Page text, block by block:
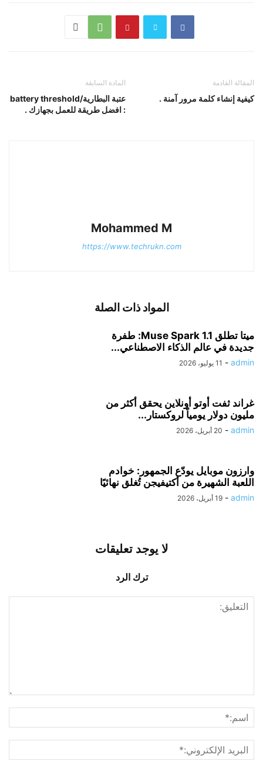
المادة السابقة
عتبة البطارية/battery threshold
: افضل طريقة للعمل بجهازك .
المقالة القادمة
كيفية إنشاء كلمة مرور آمنة .
Mohammed M
https://www.techrukn.com
المواد ذات الصلة
ميتا تطلق Muse Spark 1.1: طفرة
جديدة في عالم الذكاء الاصطناعي...
admin
- 11 يوليو، 2026
غراند ثفت أوتو أونلاين يحقق أكثر من
مليون دولار يومياً لروكستار...
admin
- 20 أبريل، 2026
وارزون موبايل يودّع الجمهور: خوادم
اللعبة الشهيرة من أكتيفيجن تُغلق نهائيًا
admin
- 19 أبريل، 2026
لا يوجد تعليقات
ترك الرد